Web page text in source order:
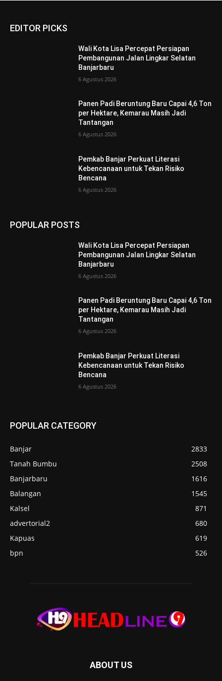
EDITOR PICKS
Wali Kota Lisa Percepat Persiapan
Pembangunan Jalan Lingkar Selatan
Banjarbaru
6 Agustus 2026
Panen Padi Beruntung Baru Capai 4,6 Ton
per Hektare, Kemarau Masih Jadi
Tantangan
6 Agustus 2026
Pemkab Banjar Perkuat Literasi
Kebencanaan untuk Tekan Risiko
Bencana
6 Agustus 2026
POPULAR POSTS
Wali Kota Lisa Percepat Persiapan
Pembangunan Jalan Lingkar Selatan
Banjarbaru
6 Agustus 2026
Panen Padi Beruntung Baru Capai 4,6 Ton
per Hektare, Kemarau Masih Jadi
Tantangan
6 Agustus 2026
Pemkab Banjar Perkuat Literasi
Kebencanaan untuk Tekan Risiko
Bencana
6 Agustus 2026
POPULAR CATEGORY
Banjar
2833
Tanah Bumbu
2508
Banjarbaru
1616
Balangan
1545
Kalsel
871
advertorial2
680
Kapuas
619
bpn
526
ABOUT US